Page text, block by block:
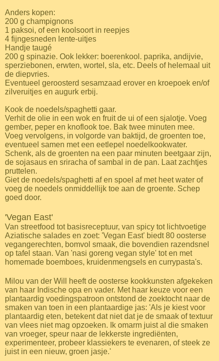
Anders kopen:
200 g champignons
1 paksoi, of een koolsoort in reepjes
4 fijngesneden lente-uitjes
Handje taugé
200 g spinazie. Ook lekker: boerenkool. paprika, andijvie,
sperziebonen, erwten, wortel, sla, etc. Deels of helemaal uit
de diepvries.
Eventueel geroosterd sesamzaad erover en kroepoek en/of
zilveruitjes en augurk erbij.
Kook de noedels/spaghetti gaar.
Verhit de olie in een wok en fruit de ui of een sjalotje. Voeg
gember, peper en knoflook toe. Bak twee minuten mee.
Voeg vervolgens, in volgorde van baktijd, de groenten toe,
eventueel samen met een eetlepel noedelkookwater.
Schenk, als de groenten na een paar minuten beetgaar zijn,
de sojasaus en sriracha of sambal in de pan. Laat zachtjes
pruttelen.
Giet de noedels/spaghetti af en spoel af met heet water of
voeg de noedels onmiddellijk toe aan de groente. Schep
goed door.
'Vegan East'
Van streetfood tot basisreceptuur, van spicy tot lichtvoetige
Aziatische salades en zoet: 'Vegan East' biedt 80 oosterse
vegangerechten, bomvol smaak, die bovendien razendsnel
op tafel staan. Van 'nasi goreng vegan style' tot en met
homemade boemboes, kruidenmengsels en currypasta's.
Milou van der Will heeft de oosterse kookkunsten afgekeken
van haar Indische opa en vader. Met haar keuze voor een
plantaardig voedingspatroon ontstond de zoektocht naar de
smaken van toen in een plantaardige jas: 'Als je kiest voor
plantaardig eten, betekent dat niet dat je de smaak of textuur
van vlees niet mag opzoeken. Ik omarm juist al die smaken
van vroeger, speur naar de lekkerste ingrediënten,
experimenteer, probeer klassiekers te evenaren, of steek ze
juist in een nieuw, groen jasje.'